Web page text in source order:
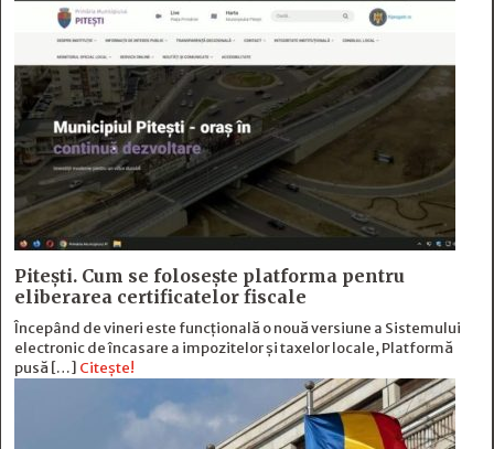
Pitești. Cum se folosește platforma pentru
eliberarea certificatelor fiscale
Începând de vineri este funcțională o nouă versiune a Sistemului
electronic de încasare a impozitelor și taxelor locale, Platformă
pusă […] Citește!